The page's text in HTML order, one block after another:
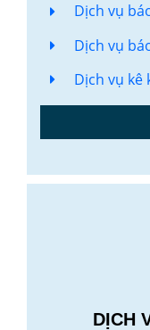
Dịch vụ
Dịch vụ
Dịch vụ kê
DỊCH